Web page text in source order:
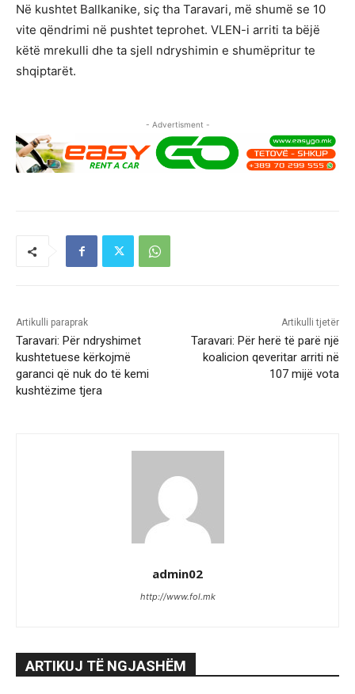
Në kushtet Ballkanike, siç tha Taravari, më shumë se 10
vite qëndrimi në pushtet teprohet. VLEN-i arriti ta bëjë
këtë mrekulli dhe ta sjell ndryshimin e shumëpritur te
shqiptarët.
- Advertisment -
Artikulli paraprak
Taravari: Për ndryshimet
kushtetuese kërkojmë
garanci që nuk do të kemi
kushtëzime tjera
Artikulli tjetër
Taravari: Për herë të parë një
koalicion qeveritar arriti në
107 mijë vota
admin02
http://www.fol.mk
ARTIKUJ TË NGJASHËM